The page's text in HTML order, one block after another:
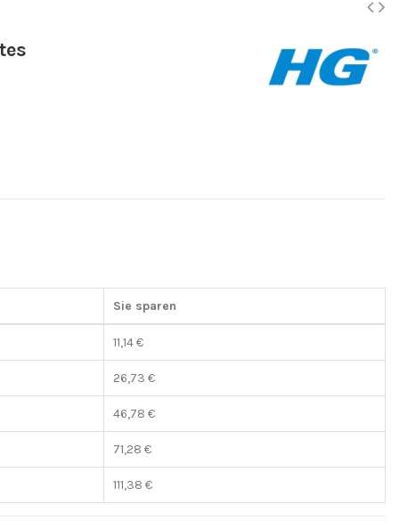
Sie sparen
11,14 €
26,73 €
46,78 €
71,28 €
111,38 €